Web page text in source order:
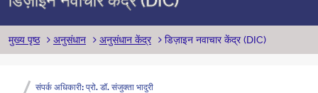
पग चिन्ह
मुख्य पृष्ठ अनुसंधान अनुसंधान केंद्र डिज़ाइन नवाचार केंद्र (DIC)
संपर्क अधिकारी: प्रो. डॉ. संजुक्ता भादुरी